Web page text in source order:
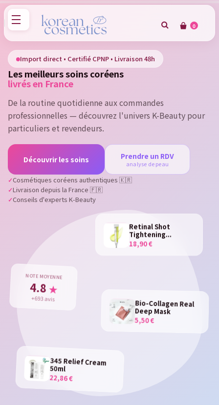
0
Import direct • Certifié CPNP • Livraison 48h
Les meilleurs soins coréens
livrés en France
De la routine quotidienne aux commandes
professionnelles — découvrez l'univers K-Beauty pour
particuliers et revendeurs.
Découvrir les soins Prendre un RDV
analyse de peau
Cosmétiques coréens authentiques 🇰🇷
Livraison depuis la France 🇫🇷
Conseils d'experts K-Beauty
Retinal Shot
Tightening...
18,90 €
345 Relief Cream
50ml
22,86 €
Bio-Collagen Real
Deep Mask
5,50 €
NOTE MOYENNE
4.8★
+693 avis
Sign in
You need to be logged in to save products in your wish
list.
Cancel